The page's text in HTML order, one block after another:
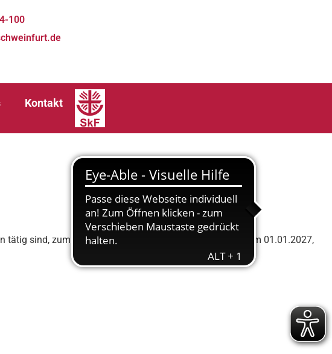
100
Kontakt
tätig sind, zum nächstmöglichen Zeitpunkt, spätestens zum 01.01.2027,